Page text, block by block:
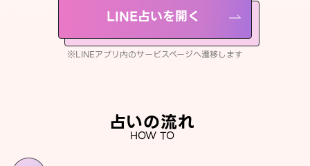
LINE占いを開く
※LINEアプリ内のサービスページへ遷移します
占いの流れ
HOW TO